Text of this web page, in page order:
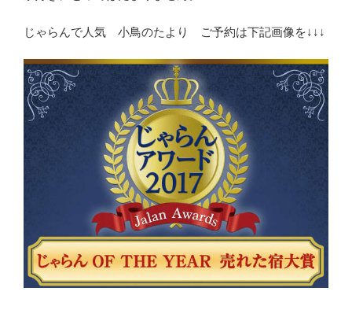
じゃらんで人気 小鳥のたより ご予約は下記画像を↓↓↓